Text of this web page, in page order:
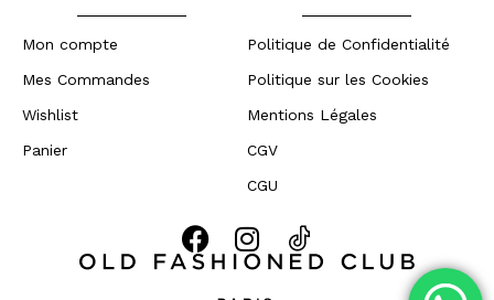
Mon compte
Mes Commandes
Wishlist
Panier
Politique de Confidentialité
Politique sur les Cookies
Mentions Légales
CGV
CGU